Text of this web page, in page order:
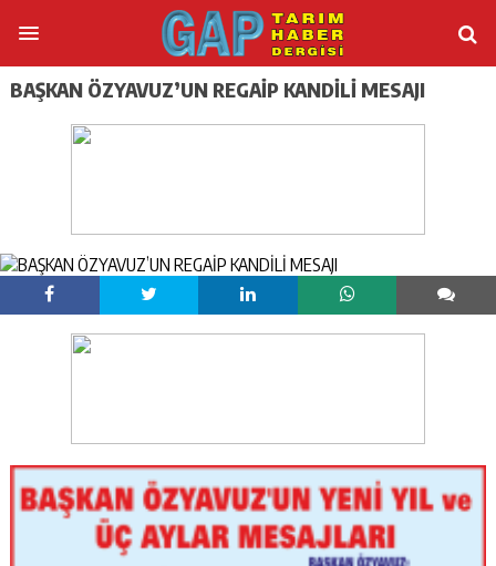
BAŞKAN ÖZYAVUZ’UN REGAİP KANDİLİ MESAJI